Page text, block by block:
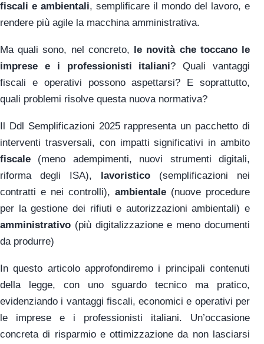
fiscali e ambientali, semplificare il mondo del lavoro, e
rendere più agile la macchina amministrativa.
Ma quali sono, nel concreto,
le novità che toccano le
imprese e i professionisti italiani? Quali vantaggi
fiscali e operativi possono aspettarsi? E soprattutto,
quali problemi risolve questa nuova normativa?
Il Ddl Semplificazioni 2025 rappresenta un pacchetto di
interventi trasversali, con impatti significativi in ambito
fiscale (meno adempimenti, nuovi strumenti digitali,
riforma degli ISA), lavoristico (semplificazioni nei
contratti e nei controlli), ambientale(nuove procedure
per la gestione dei rifiuti e autorizzazioni ambientali) e
amministrativo (più digitalizzazione e meno documenti
da produrre)
In questo articolo approfondiremo i principali contenuti
della legge, con uno sguardo tecnico ma pratico,
evidenziando i vantaggi fiscali, economici e operativi per
le imprese e i professionisti italiani. Un’occasione
concreta di risparmio e ottimizzazione da non lasciarsi